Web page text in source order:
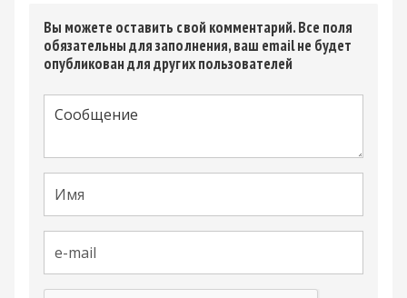
Вы можете оставить свой комментарий. Все поля
обязательны для заполнения, ваш email не будет
опубликован для других пользователей